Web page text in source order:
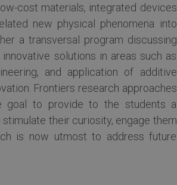
cost materials, integrated devices
new physical phenomena into
a transversal program discussing
solutions in areas such as
and application of additive
Frontiers research approaches
to provide to the students a
their curiosity, engage them
is now utmost to address future